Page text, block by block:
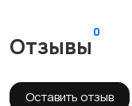
Отзывы
0
Оставить отзыв